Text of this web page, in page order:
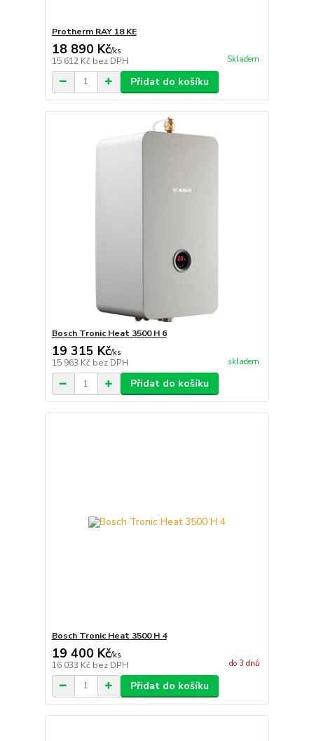
Protherm RAY 18 KE
18 890 Kč/ks
15 612 Kč bez DPH Skladem
Přidat do košíku
Bosch Tronic Heat 3500 H 6
19 315 Kč/ks
15 963 Kč bez DPH skladem
Přidat do košíku
Bosch Tronic Heat 3500 H 4
19 400 Kč/ks
16 033 Kč bez DPH do 3 dnů
Přidat do košíku